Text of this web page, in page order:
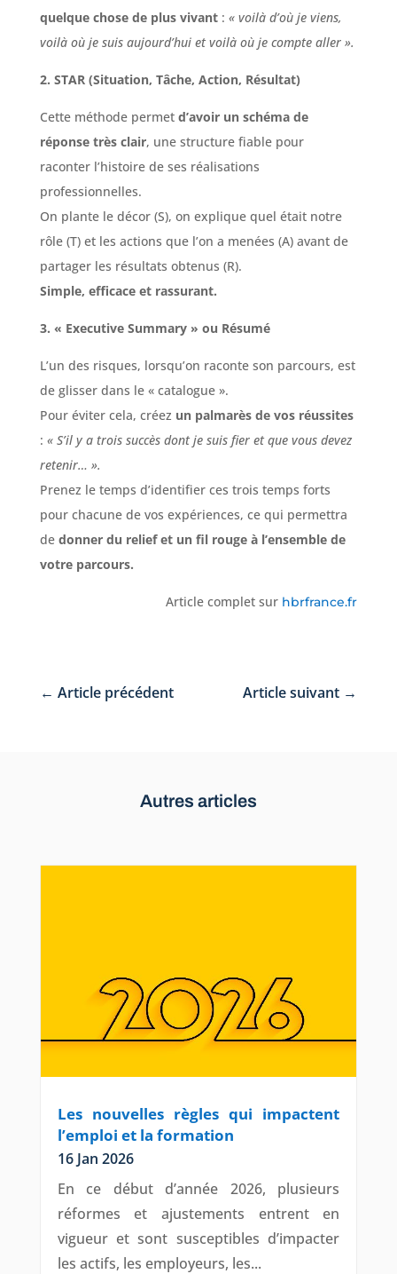
quelque chose de plus vivant: « voilà d’où je viens,
voilà où je suis aujourd’hui et voilà où je compte aller ».
2. STAR (Situation, Tâche, Action, Résultat)
Cette méthode permet d’avoir un schéma de
réponse très clair, une structure fiable pour
raconter l’histoire de ses réalisations
professionnelles.
On plante le décor (S), on explique quel était notre
rôle (T) et les actions que l’on a menées (A) avant de
partager les résultats obtenus (R).
Simple, efficace et rassurant.
3. « Executive Summary » ou Résumé
L’un des risques, lorsqu’on raconte son parcours, est
de glisser dans le « catalogue ».
Pour éviter cela, créez un palmarès de vos réussites
: « S’il y a trois succès dont je suis fier et que vous devez
retenir… ».
Prenez le temps d’identifier ces trois temps forts
pour chacune de vos expériences, ce qui permettra
de donner du relief et un fil rouge à l’ensemble de
votre parcours.
Article complet sur hbrfrance.fr
← Article précédent Article suivant →
Autres articles
Les nouvelles règles qui impactent
l’emploi et la formation
16 Jan 2026
En ce début d’année 2026, plusieurs
réformes et ajustements entrent en
vigueur et sont susceptibles d’impacter
les actifs, les employeurs, les...